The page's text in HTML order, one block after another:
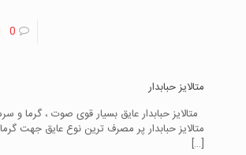
0
متالایز حبابدار
متالایز حبابدار عایق بسیار قوی صوت ، گرما و
متالایز حبابدار پر مصرف ترین نوع عایق جهت
[…]